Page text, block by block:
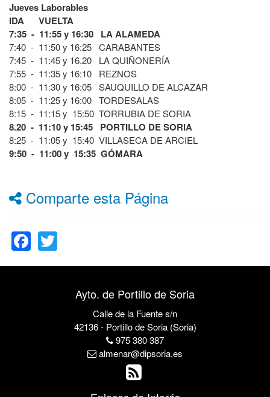
Jueves Laborables
IDA VUELTA
7:35 - 11:55 y 16:30 LA ALAMEDA
7:40 - 11:50 y 16:25 CARABANTES
7:45 - 11:45 y 16.20 LA QUIÑONERÍA
7:55 - 11:35 y 16:10 REZNOS
8:00 - 11:30 y 16:05 SAUQUILLO DE ALCAZAR
8:05 - 11:25 y 16:00 TORDESALAS
8:15 - 11:15 y 15:50 TORRUBIA DE SORIA
8.20 - 11:10 y 15:45 PORTILLO DE SORIA
8:25 - 11:05 y 15:40 VILLASECA DE ARCIEL
9:50 - 11:00 y 15:35 GÓMARA
Comparte esta Página
Facebook
Ayto. de Portillo de Soria
Calle de la Fuente s/n
42136 - Portillo de Soria (Soria)
975 380 387
almenar@dipsoria.es